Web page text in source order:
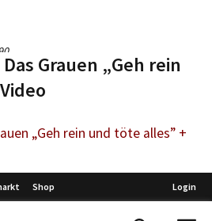
Grauen „Geh rein
„Geh rein und töte alles” +